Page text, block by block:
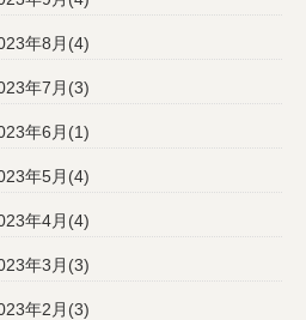
年8月(4)
年7月(3)
年6月(1)
年5月(4)
年4月(4)
年3月(3)
年2月(3)